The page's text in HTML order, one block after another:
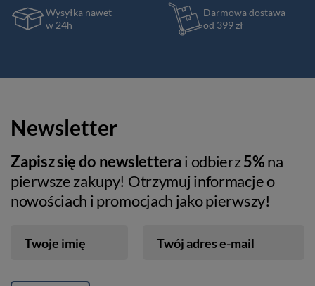
Wysyłka nawet
w 24h
Darmowa dostawa
od 399 zł
Newsletter
Zapisz się do newsletterai odbierz5%na
pierwsze zakupy! Otrzymuj informacje o
nowościach i promocjach jako pierwszy!
Twoje imię Twój adres e-mail